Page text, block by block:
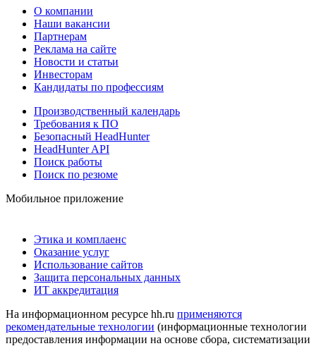
О компании
Наши вакансии
Партнерам
Реклама на сайте
Новости и статьи
Инвесторам
Кандидаты по профессиям
Производственный календарь
Требования к ПО
Безопасный HeadHunter
HeadHunter API
Поиск работы
Поиск по резюме
Мобильное приложение
Этика и комплаенс
Оказание услуг
Использование сайтов
Защита персональных данных
ИТ аккредитация
На информационном ресурсе hh.ru применяются
рекомендательные технологии (информационные технологии
предоставления информации на основе сбора, систематизации